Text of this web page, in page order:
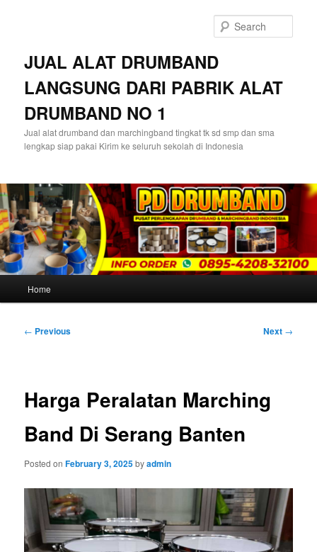
JUAL ALAT DRUMBAND
LANGSUNG DARI PABRIK ALAT
DRUMBAND NO 1
Jual alat drumband dan marchingband tingkat tk sd smp dan sma
lengkap siap pakai Kirim ke seluruh sekolah di Indonesia
Home
Post
← Previous Next →
Harga Peralatan Marching
Band Di Serang Banten
Posted onFebruary 3, 2025byadmin